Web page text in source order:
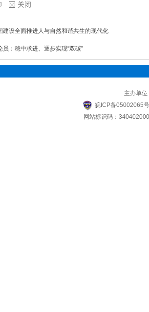
关闭
建设全面推进人与自然和谐共生的现代化
员：稳中求进、逐步实现“双碳”
主办单
皖ICP备05002065
网站标识码：